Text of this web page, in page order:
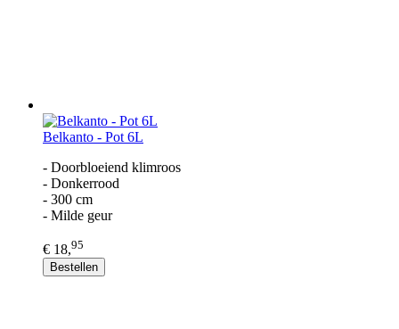
Belkanto - Pot 6L
- Doorbloeiend klimroos
- Donkerrood
- 300 cm
- Milde geur
€ 18,95
Bestellen